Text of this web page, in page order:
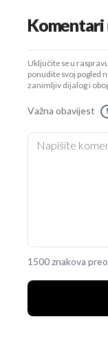
Komentari
Uključite se u
ponudite svoj pogled
zanimljiv dijalog i
Važna obavijest !
1500 znakova